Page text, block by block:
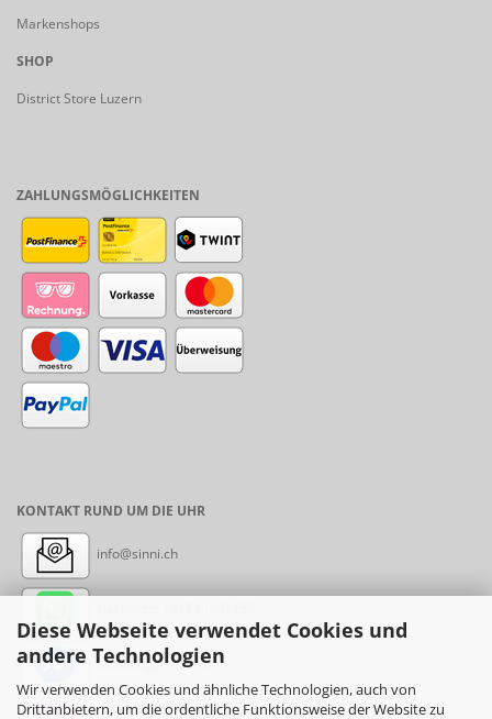
Diese Webseite verwendet Cookies und
andere Technologien
Wir verwenden Cookies und ähnliche Technologien, auch von
Drittanbietern, um die ordentliche Funktionsweise der Website zu
Markenshops
SHOP
District Store Luzern
ZAHLUNGSMÖGLICHKEITEN
KONTAKT RUND UM DIE UHR
info@sinni.ch
Messenger: sinni.ch